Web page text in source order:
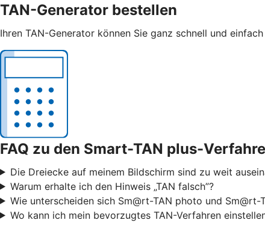
TAN-Generator bestellen
Ihren TAN-Generator können Sie ganz schnell und
FAQ zu den Smart-TAN plus-
Die Dreiecke auf meinem Bildschirm sind zu weit
Warum erhalte ich den Hinweis „TAN falsch”?
Wie unterscheiden sich Sm@rt-TAN photo und
Wo kann ich mein bevorzugtes TAN-Verfahren